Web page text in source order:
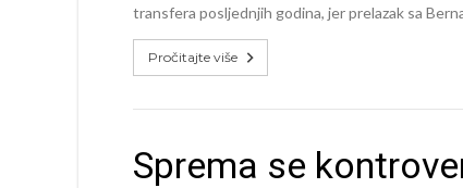
transfera posljednjih godina, jer prelazak sa
Pročitajte više
Sprema se